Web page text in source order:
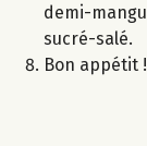
demi-
sucré-salé.
Bon appétit !